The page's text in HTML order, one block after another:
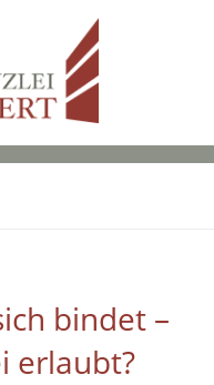
bindet –
erlaubt?